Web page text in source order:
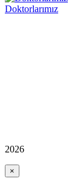
Doktorlarımız
2026
×